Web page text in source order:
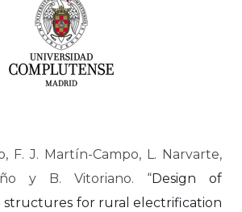
F. J. Martín-Campo, L. Narvarte,
y B. Vitoriano. “Design of
structures for rural electrification